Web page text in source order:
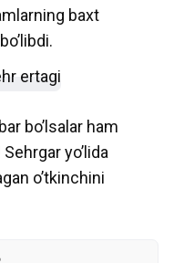
baxt
bo’lsalar ham
yo’lida
o’tkinchini